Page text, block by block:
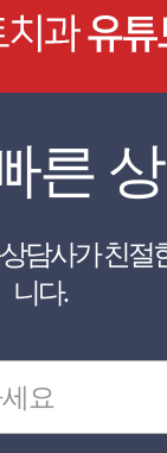
른
니다.